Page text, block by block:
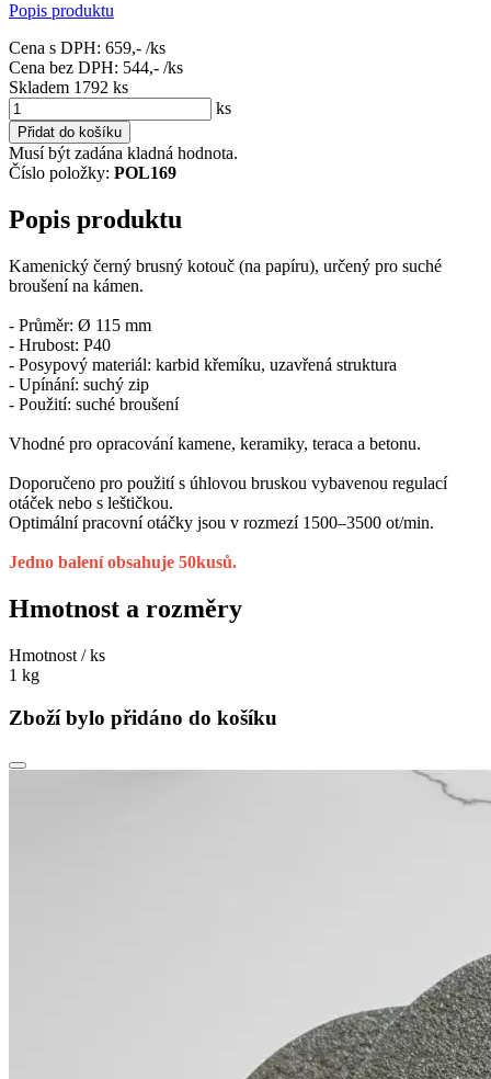
Popis produktu
Cena s DPH: 659,- /ks
Cena bez DPH: 544,- /ks
Skladem 1792 ks
ks
Přidat do košíku
Musí být zadána kladná hodnota.
Číslo položky: POL169
Popis produktu
Kamenický černý brusný kotouč (na papíru), určený pro suché
broušení na kámen.
- Průměr: Ø 115 mm
- Hrubost: P40
- Posypový materiál: karbid křemíku, uzavřená struktura
- Upínání: suchý zip
- Použití: suché broušení
Vhodné pro opracování kamene, keramiky, teraca a betonu.
Doporučeno pro použití s úhlovou bruskou vybavenou regulací
otáček nebo s leštičkou.
Optimální pracovní otáčky jsou v rozmezí 1500–3500 ot/min.
Jedno balení obsahuje 50kusů.
Hmotnost a rozměry
Hmotnost / ks
1 kg
Zboží bylo přidáno do košíku